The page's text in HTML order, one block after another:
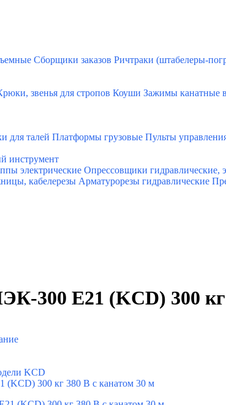
Сборщики заказов Ричтраки (штабелеры-
звенья для стропов Коуши Зажимы канатные
для талей Платформы грузовые Пульты
инструмент
электрические Опрессовщики гидравлические,
кабелерезы Арматурорезы гидравлические
300 E21 (KCD) 300
KCD
(KCD) 300 кг 380 В с канатом 30 м